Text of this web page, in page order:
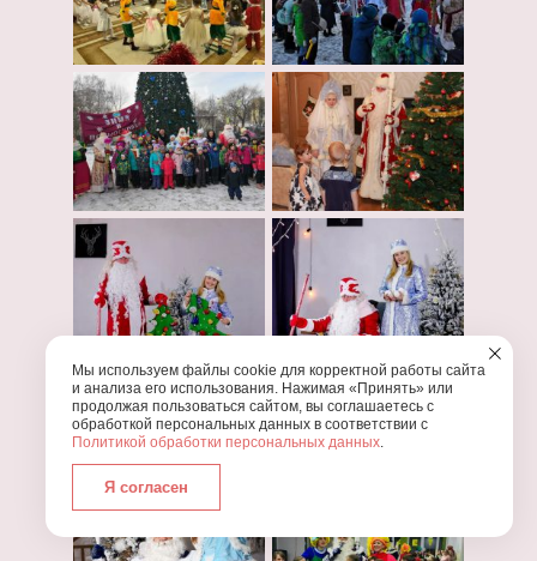
Мы используем файлы cookie для корректной работы сайта
и анализа его использования. Нажимая «Принять» или
продолжая пользоваться сайтом, вы соглашаетесь с
обработкой персональных данных в соответствии с
Политикой обработки персональных данных.
Я согласен